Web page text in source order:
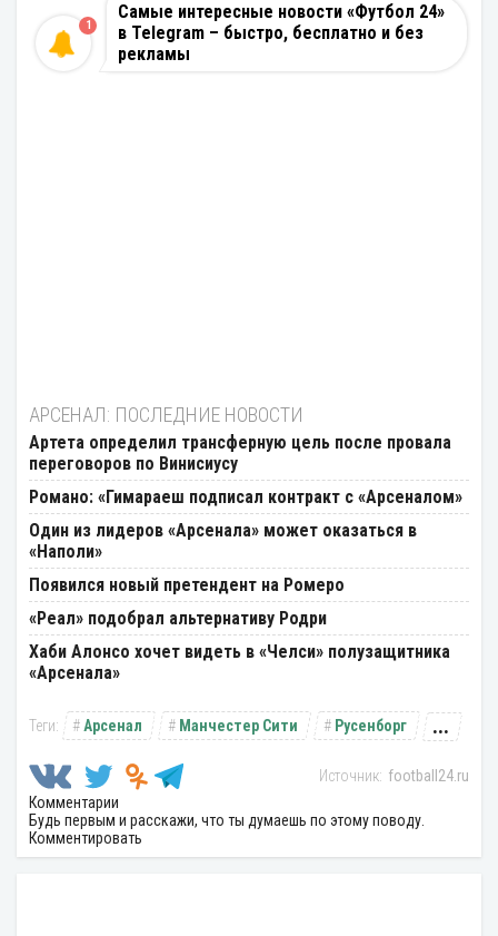
Самые интересные новости «Футбол 24»
в Telegram – быстро, бесплатно и без
рекламы
1
АРСЕНАЛ: ПОСЛЕДНИЕ НОВОСТИ
Артета определил трансферную цель после провала
переговоров по Винисиусу
Романо: «Гимараеш подписал контракт с «Арсеналом»
Один из лидеров «Арсенала» может оказаться в
«Наполи»
Появился новый претендент на Ромеро
«Реал» подобрал альтернативу Родри
Хаби Алонсо хочет видеть в «Челси» полузащитника
«Арсенала»
Арсенал Манчестер Сити Русенборг ...
football24.ru
Комментарии
Будь первым и расскажи, что ты думаешь по этому поводу.
Комментировать